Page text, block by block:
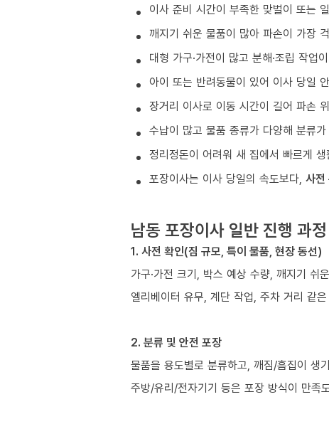
이사 준비 시간이 부족한 맞벌이 또는
깨지기 쉬운 물품이 많아 파손이 가장
대형 가구·가전이 많고 분해·조립 작업
아이 또는 반려동물이 있어 이사 당일
장거리 이사로 이동 시간이 길어 파손
수납이 많고 물품 종류가 다양해 분류
정리정돈이 어려워 새 집에서 빠르게
포장이사는 이사 당일의 속도보다, 사전
남동 포장이사 일반 진행 과정
1. 사전 확인(짐 규모, 특이 물품, 현장 동선)
가구·가전 크기, 박스 예상 수량, 깨지기 쉬
엘리베이터 유무, 계단 작업, 주차 거리 같
2. 분류 및 안전 포장
물품을 용도별로 분류하고, 깨짐/흠집이 생
주방/유리/전자기기 등은 포장 방식이 만족